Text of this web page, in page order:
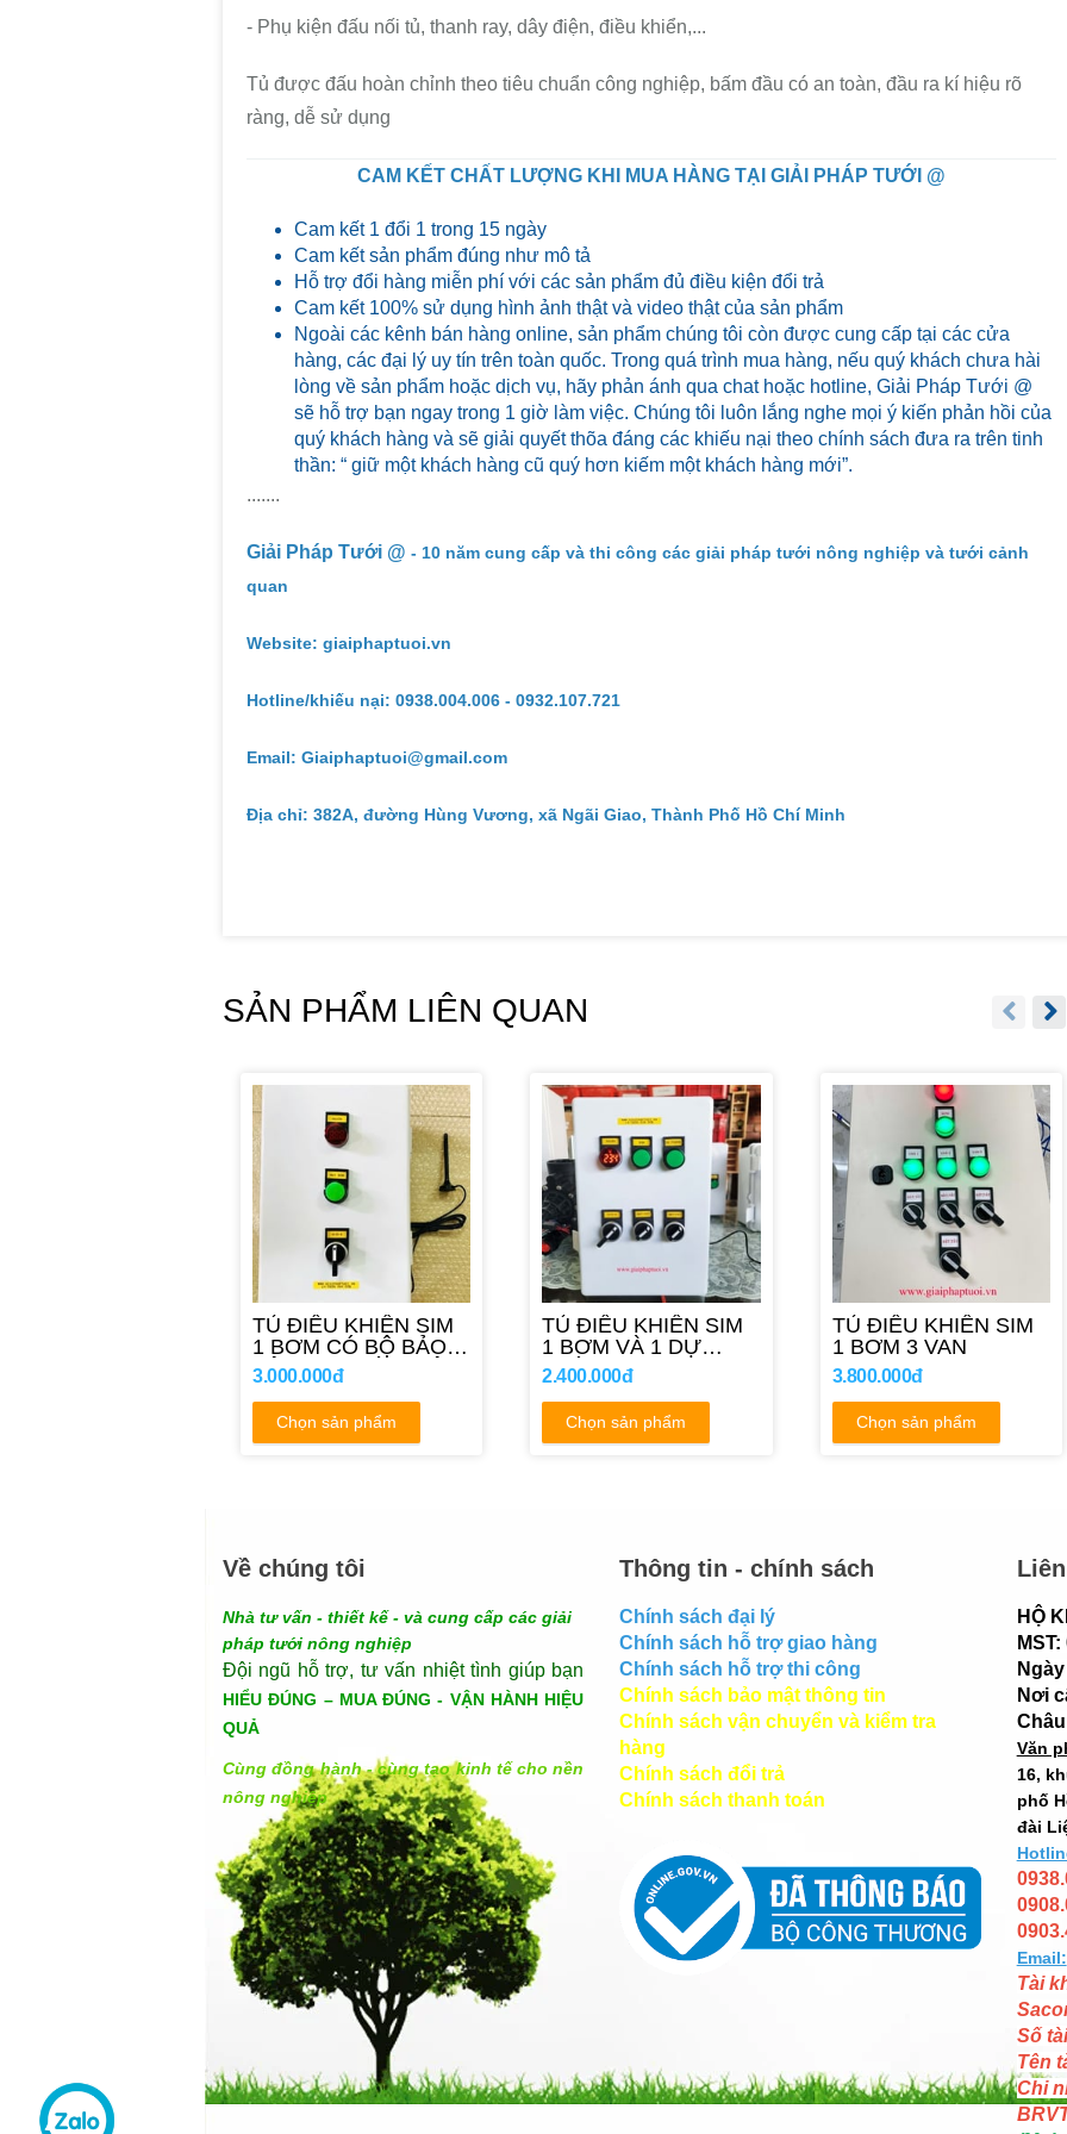
- Phụ kiện đấu nối tủ, thanh ray, dây điện, điều khiển,...
Tủ được đấu hoàn chỉnh theo tiêu chuẩn công nghiệp, bấm đầu có an toàn, đầu ra kí hiệu rõ
ràng, dễ sử dụng
CAM KẾT CHẤT LƯỢNG KHI MUA HÀNG TẠI GIẢI PHÁP TƯỚI @
Cam kết 1 đổi 1 trong 15 ngày
Cam kết sản phẩm đúng như mô tả
Hỗ trợ đổi hàng miễn phí với các sản phẩm đủ điều kiện đổi trả
Cam kết 100% sử dụng hình ảnh thật và video thật của sản phẩm
Ngoài các kênh bán hàng online, sản phẩm chúng tôi còn được cung cấp tại các cửa
hàng, các đại lý uy tín trên toàn quốc. Trong quá trình mua hàng, nếu quý khách chưa hài
lòng về sản phẩm hoặc dịch vụ, hãy phản ánh qua chat hoặc hotline, Giải Pháp Tưới @
sẽ hỗ trợ bạn ngay trong 1 giờ làm việc. Chúng tôi luôn lắng nghe mọi ý kiến phản hồi của
quý khách hàng và sẽ giải quyết thõa đáng các khiếu nại theo chính sách đưa ra trên tinh
thần: “ giữ một khách hàng cũ quý hơn kiếm một khách hàng mới”.
.......
Giải Pháp Tưới @ - 10 năm cung cấp và thi công các giải pháp tưới nông nghiệp và tưới cảnh
quan
Website: giaiphaptuoi.vn
Hotline/khiếu nại: 0938.004.006 - 0932.107.721
Email: Giaiphaptuoi@gmail.com
Địa chỉ: 382A, đường Hùng Vương, xã Ngãi Giao, Thành Phố Hồ Chí Minh
SẢN PHẨM LIÊN QUAN
TỦ ĐIỀU KHIỂN SIM
1 BƠM CÓ BỘ BẢO
VỆ BƠM TOÀN DIỆN
3.000.000đ
Chọn sản phẩm
TỦ ĐIỀU KHIỂN SIM
1 BƠM VÀ 1 DỰ
PHÒNG
2.400.000đ
Chọn sản phẩm
TỦ ĐIỀU KHIỂN SIM
1 BƠM 3 VAN
3.800.000đ
Chọn sản phẩm
Về chúng tôi
Nhà tư vấn - thiết kế - và cung cấp các giải
pháp tưới nông nghiệp
Đội ngũ hỗ trợ, tư vấn nhiệt tình giúp bạn
HIỂU ĐÚNG – MUA ĐÚNG - VẬN HÀNH HIỆU
QUẢ
Cùng đồng hành - cùng tạo kinh tế cho nền
nông nghiệp
Thông tin - chính sách
Chính sách đại lý
Chính sách hỗ trợ giao hàng
Chính sách hỗ trợ thi công
Chính sách bảo mật thông tin
Chính sách vận chuyển và kiểm tra
hàng
Chính sách đổi trả
Chính sách thanh toán
HỘ
Nơi
Văn
16,
phố
đài
Email:
Tài
Số
Tên
Chi